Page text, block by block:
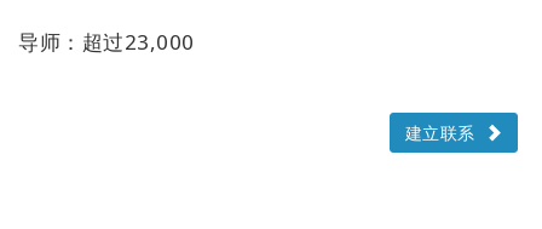
导师：超过23,000
建立联系